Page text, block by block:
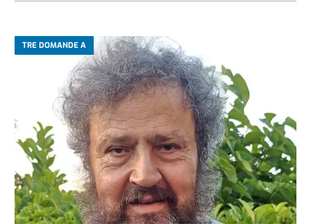
TRE DOMANDE A